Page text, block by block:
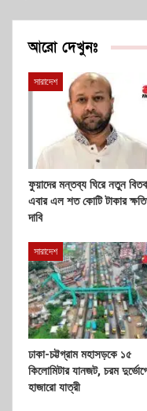
আরো দেখুনঃ
সারাদেশ
ফুয়াদের মন্তব্য ঘিরে নতুন
এবার এল শত কোটি টাকার
দাবি
সারাদেশ
ঢাকা-চট্টগ্রাম মহাসড়কে ১৫
কিলোমিটার যানজট, চরম
হাজারো যাত্রী